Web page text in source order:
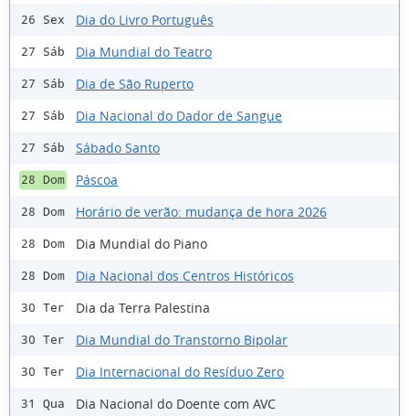
26 Sex Dia do Livro Português
27 Sáb Dia Mundial do Teatro
27 Sáb Dia de São Ruperto
27 Sáb Dia Nacional do Dador de Sangue
27 Sáb Sábado Santo
28 Dom Páscoa
28 Dom Horário de verão: mudança de hora 2026
28 Dom Dia Mundial do Piano
28 Dom Dia Nacional dos Centros Históricos
30 Ter Dia da Terra Palestina
30 Ter Dia Mundial do Transtorno Bipolar
30 Ter Dia Internacional do Resíduo Zero
31 Qua Dia Nacional do Doente com AVC